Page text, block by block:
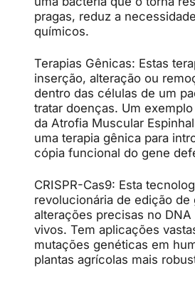
pragas, reduz a
químicos.
Terapias Gênicas: Estas
inserção, alteração ou
dentro das células de um
tratar doenças. Um
da Atrofia Muscular
uma terapia gênica para
cópia funcional do gene
CRISPR-Cas9: Esta
revolucionária de edição de
alterações precisas no
vivos. Tem aplicações
mutações genéticas em
plantas agrícolas mais